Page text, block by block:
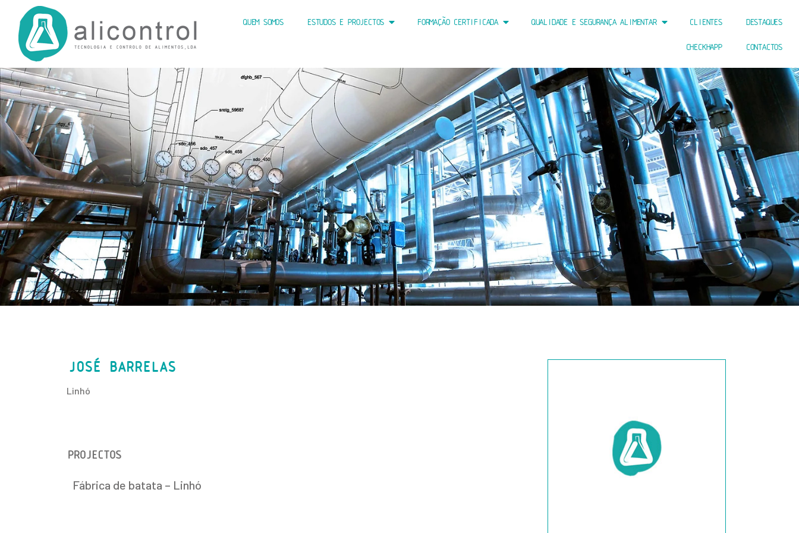
QUEM SOMOS ESTUDOS E PROJECTOS FORMAÇÃO CERTIFICADA QUALIDADE E SEGURANÇA ALIMENTAR CLIENTES DESTAQUES
CHECKHAPP CONTACTOS
JOSÉ BARRELAS
Linhó
PROJECTOS
Fábrica de batata – Linhó